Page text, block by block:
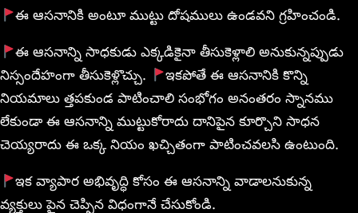
ఈ ఆసనానికి అంటూ ముట్టు దోషములు ఉండవని గ్రహించండి.
ఈ ఆసనాన్ని సాధకుడు ఎక్కడికైనా తీసుకెళ్లాలి అనుకున్నప్పుడు
నిస్సందేహంగా తీసుకెళ్లొచ్చు.
ఇకపోతే ఈ ఆసనానికి కొన్ని
నియమాలు త్తపకుండ పాటించాలి సంభోగం అనంతరం స్నానము
లేకుండా ఈ ఆసనాన్ని ముట్టుకోరాదు దానిపైన కూర్చొని సాధన
చెయ్యరాదు ఈ ఒక్క నియం ఖచ్చితంగా పాటించవలసి ఉంటుంది.
ఇక వ్యాపార అభివృద్ధి కోసం ఈ ఆసనాన్ని వాడాలనుకున్న
వ్యక్తులు పైన చెప్పిన విధంగానే చేసుకోండి.